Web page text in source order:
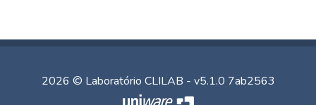
2026 © Laboratório CLILAB - v5.1.0 7ab2563